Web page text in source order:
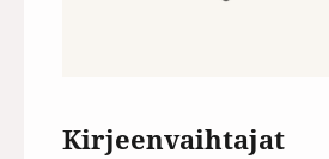
Kirjeenvaihtajat